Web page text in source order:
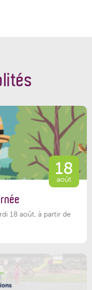
18
août
18 août, à partir de